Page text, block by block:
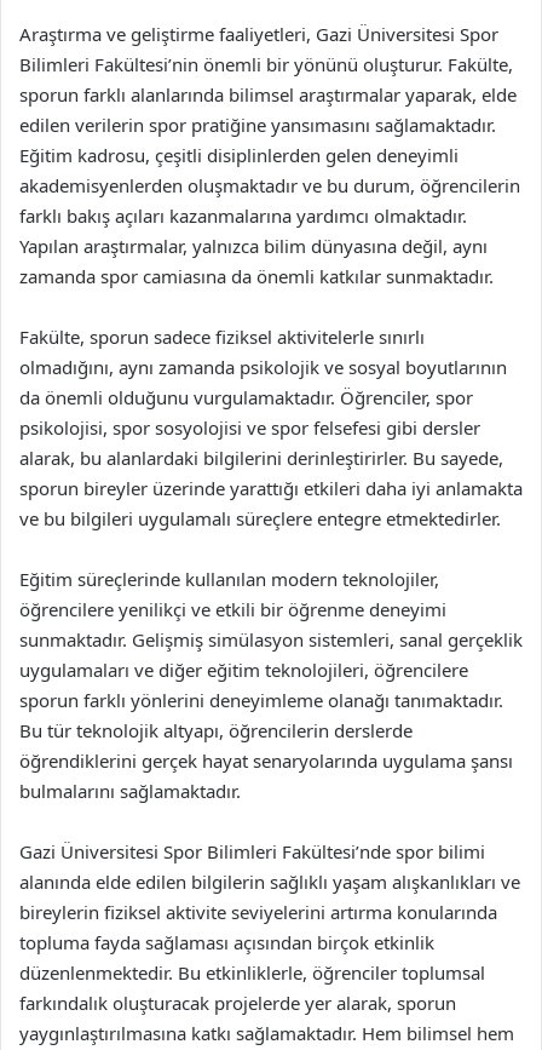
Araştırma ve geliştirme faaliyetleri, Gazi Üniversitesi Spor
Bilimleri Fakültesi’nin önemli bir yönünü oluşturur. Fakülte,
sporun farklı alanlarında bilimsel araştırmalar yaparak, elde
edilen verilerin spor pratiğine yansımasını sağlamaktadır.
Eğitim kadrosu, çeşitli disiplinlerden gelen deneyimli
akademisyenlerden oluşmaktadır ve bu durum, öğrencilerin
farklı bakış açıları kazanmalarına yardımcı olmaktadır.
Yapılan araştırmalar, yalnızca bilim dünyasına değil, aynı
zamanda spor camiasına da önemli katkılar sunmaktadır.
Fakülte, sporun sadece fiziksel aktivitelerle sınırlı
olmadığını, aynı zamanda psikolojik ve sosyal boyutlarının
da önemli olduğunu vurgulamaktadır. Öğrenciler, spor
psikolojisi, spor sosyolojisi ve spor felsefesi gibi dersler
alarak, bu alanlardaki bilgilerini derinleştirirler. Bu sayede,
sporun bireyler üzerinde yarattığı etkileri daha iyi anlamakta
ve bu bilgileri uygulamalı süreçlere entegre etmektedirler.
Eğitim süreçlerinde kullanılan modern teknolojiler,
öğrencilere yenilikçi ve etkili bir öğrenme deneyimi
sunmaktadır. Gelişmiş simülasyon sistemleri, sanal gerçeklik
uygulamaları ve diğer eğitim teknolojileri, öğrencilere
sporun farklı yönlerini deneyimleme olanağı tanımaktadır.
Bu tür teknolojik altyapı, öğrencilerin derslerde
öğrendiklerini gerçek hayat senaryolarında uygulama şansı
bulmalarını sağlamaktadır.
Gazi Üniversitesi Spor Bilimleri Fakültesi’nde spor bilimi
alanında elde edilen bilgilerin sağlıklı yaşam alışkanlıkları ve
bireylerin fiziksel aktivite seviyelerini artırma konularında
topluma fayda sağlaması açısından birçok etkinlik
düzenlenmektedir. Bu etkinliklerle, öğrenciler toplumsal
farkındalık oluşturacak projelerde yer alarak, sporun
yaygınlaştırılmasına katkı sağlamaktadır. Hem bilimsel hem